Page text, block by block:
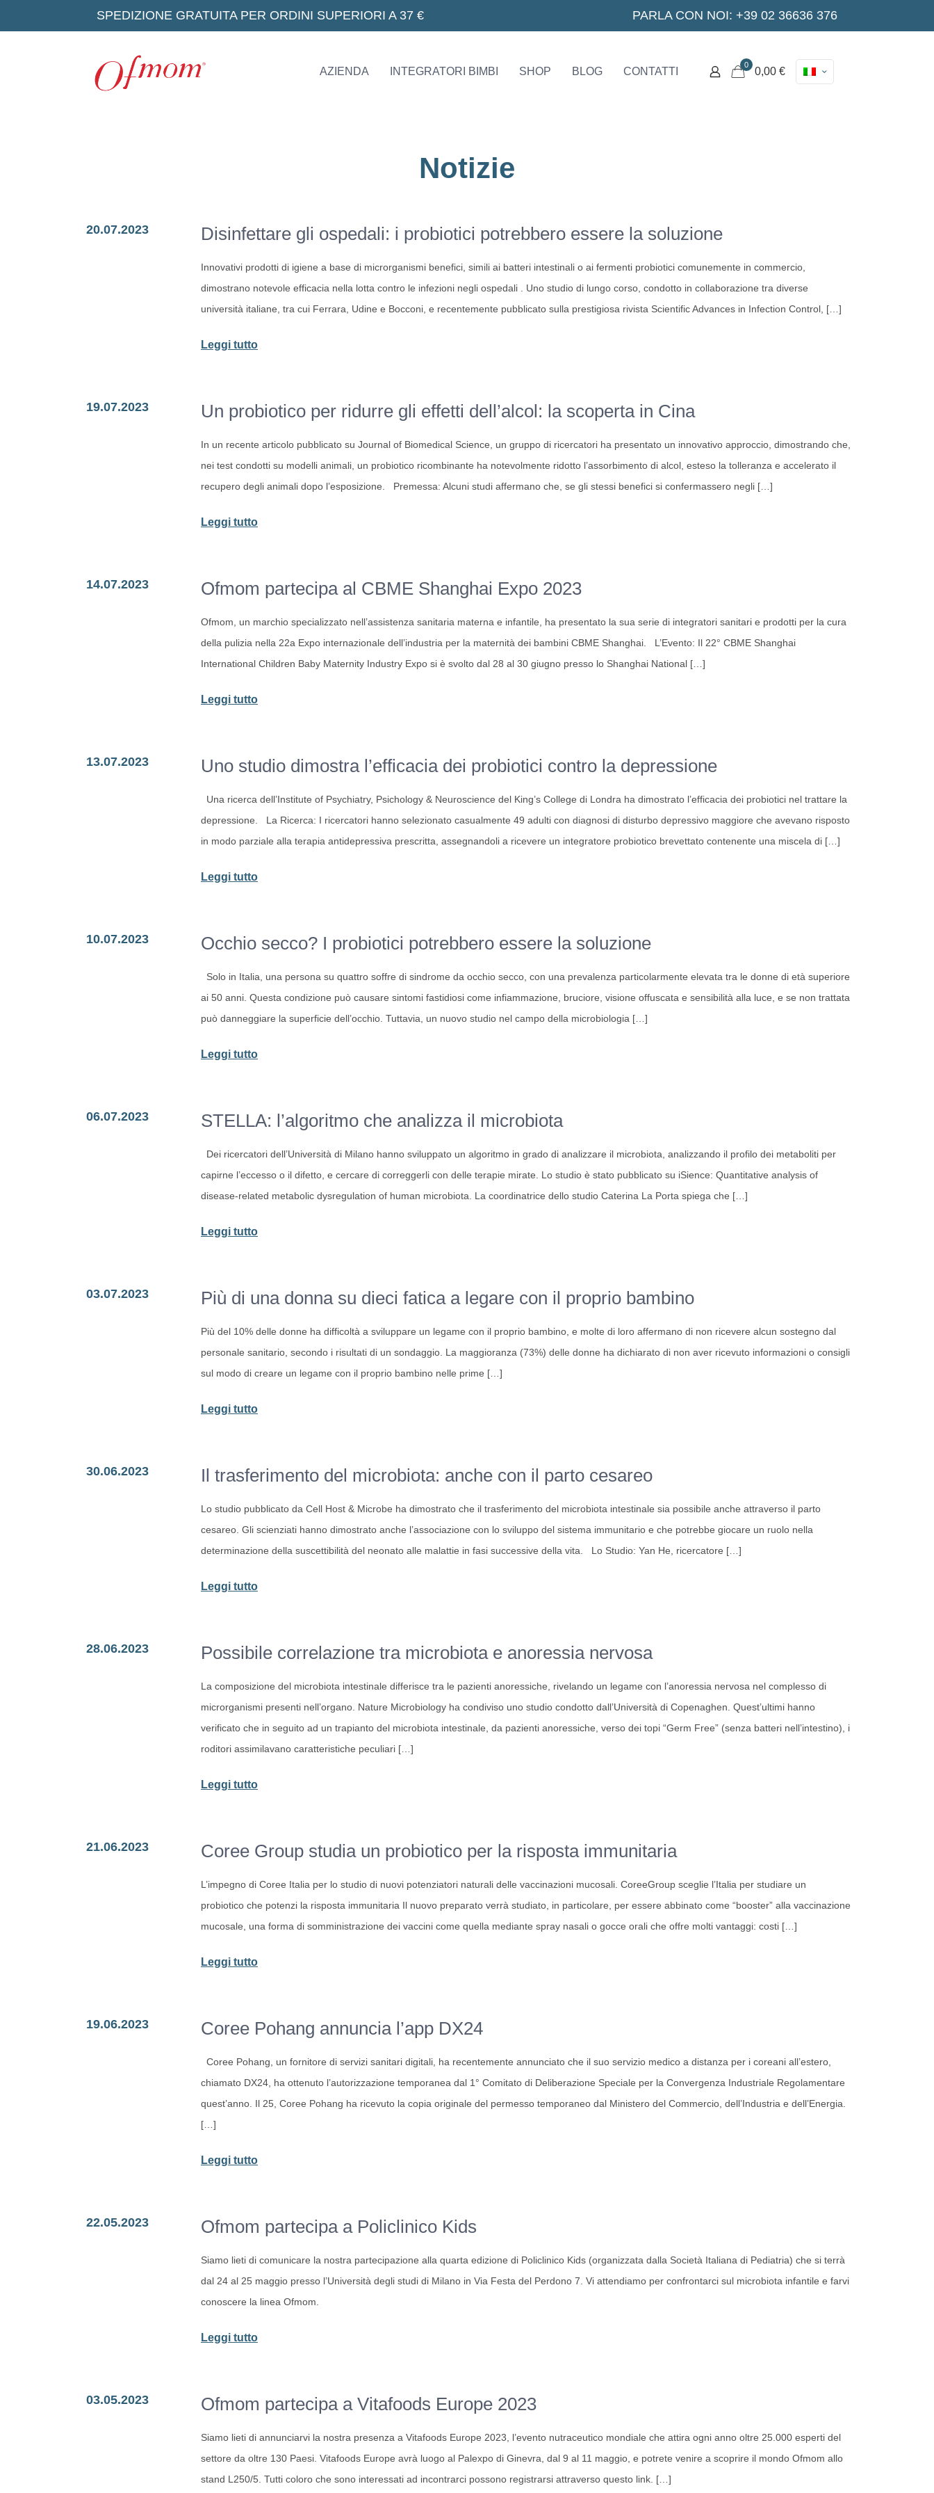
SPEDIZIONE GRATUITA PER ORDINI SUPERIORI A 37 € PARLA CON NOI: +39 02 36636 376
AZIENDA INTEGRATORI BIMBI SHOP BLOG CONTATTI
0
0,00 €
Notizie
20.07.2023 Disinfettare gli ospedali: i probiotici potrebbero essere la soluzione
Innovativi prodotti di igiene a base di microrganismi benefici, simili ai batteri intestinali o ai fermenti probiotici comunemente in commercio,
dimostrano notevole efficacia nella lotta contro le infezioni negli ospedali . Uno studio di lungo corso, condotto in collaborazione tra diverse
università italiane, tra cui Ferrara, Udine e Bocconi, e recentemente pubblicato sulla prestigiosa rivista Scientific Advances in Infection Control, […]
Leggi tutto-
ospedali:
probiotici
potrebbero
essere
19.07.2023 Un probiotico per ridurre gli effetti dell’alcol: la scoperta in Cina
In un recente articolo pubblicato su Journal of Biomedical Science, un gruppo di ricercatori ha presentato un innovativo approccio, dimostrando che,
nei test condotti su modelli animali, un probiotico ricombinante ha notevolmente ridotto l’assorbimento di alcol, esteso la tolleranza e accelerato il
recupero degli animali dopo l’esposizione. Premessa: Alcuni studi affermano che, se gli stessi benefici si confermassero negli […]
Leggi tutto-
per
gli
effetti
dell’alcol:
14.07.2023 Ofmom partecipa al CBME Shanghai Expo 2023
Ofmom, un marchio specializzato nell’assistenza sanitaria materna e infantile, ha presentato la sua serie di integratori sanitari e prodotti per la cura
della pulizia nella 22a Expo internazionale dell’industria per la maternità dei bambini CBME Shanghai. L’Evento: Il 22° CBME Shanghai
International Children Baby Maternity Industry Expo si è svolto dal 28 al 30 giugno presso lo Shanghai National […]
Leggi tutto-
al
Shanghai
Expo
2023
13.07.2023 Uno studio dimostra l’efficacia dei probiotici contro la depressione
Una ricerca dell’Institute of Psychiatry, Psichology & Neuroscience del King’s College di Londra ha dimostrato l’efficacia dei probiotici nel trattare la
depressione. La Ricerca: I ricercatori hanno selezionato casualmente 49 adulti con diagnosi di disturbo depressivo maggiore che avevano risposto
in modo parziale alla terapia antidepressiva prescritta, assegnandoli a ricevere un integratore probiotico brevettato contenente una miscela di […]
Leggi tutto-
dimostra
dei
probiotici
contro
10.07.2023 Occhio secco? I probiotici potrebbero essere la soluzione
Solo in Italia, una persona su quattro soffre di sindrome da occhio secco, con una prevalenza particolarmente elevata tra le donne di età superiore
ai 50 anni. Questa condizione può causare sintomi fastidiosi come infiammazione, bruciore, visione offuscata e sensibilità alla luce, e se non trattata
può danneggiare la superficie dell’occhio. Tuttavia, un nuovo studio nel campo della microbiologia […]
Leggi tutto-
I
potrebbero
essere
la
06.07.2023 STELLA: l’algoritmo che analizza il microbiota
Dei ricercatori dell’Università di Milano hanno sviluppato un algoritmo in grado di analizzare il microbiota, analizzando il profilo dei metaboliti per
capirne l’eccesso o il difetto, e cercare di correggerli con delle terapie mirate. Lo studio è stato pubblicato su iSience: Quantitative analysis of
disease-related metabolic dysregulation of human microbiota. La coordinatrice dello studio Caterina La Porta spiega che […]
Leggi tutto-
che
il
microbiota
03.07.2023 Più di una donna su dieci fatica a legare con il proprio bambino
Più del 10% delle donne ha difficoltà a sviluppare un legame con il proprio bambino, e molte di loro affermano di non ricevere alcun sostegno dal
personale sanitario, secondo i risultati di un sondaggio. La maggioranza (73%) delle donne ha dichiarato di non aver ricevuto informazioni o consigli
sul modo di creare un legame con il proprio bambino nelle prime […]
Leggi tutto-
una
su
dieci
fatica
proprio
30.06.2023 Il trasferimento del microbiota: anche con il parto cesareo
Lo studio pubblicato da Cell Host & Microbe ha dimostrato che il trasferimento del microbiota intestinale sia possibile anche attraverso il parto
cesareo. Gli scienziati hanno dimostrato anche l’associazione con lo sviluppo del sistema immunitario e che potrebbe giocare un ruolo nella
determinazione della suscettibilità del neonato alle malattie in fasi successive della vita. Lo Studio: Yan He, ricercatore […]
Leggi tutto-
del
anche
con
il
parto
28.06.2023 Possibile correlazione tra microbiota e anoressia nervosa
La composizione del microbiota intestinale differisce tra le pazienti anoressiche, rivelando un legame con l’anoressia nervosa nel complesso di
microrganismi presenti nell’organo. Nature Microbiology ha condiviso uno studio condotto dall’Università di Copenaghen. Quest’ultimi hanno
verificato che in seguito ad un trapianto del microbiota intestinale, da pazienti anoressiche, verso dei topi “Germ Free” (senza batteri nell’intestino), i
roditori assimilavano caratteristiche peculiari […]
Leggi tutto-
tra
e
anoressia
nervosa
21.06.2023 Coree Group studia un probiotico per la risposta immunitaria
L’impegno di Coree Italia per lo studio di nuovi potenziatori naturali delle vaccinazioni mucosali. CoreeGroup sceglie l’Italia per studiare un
probiotico che potenzi la risposta immunitaria Il nuovo preparato verrà studiato, in particolare, per essere abbinato come “booster” alla vaccinazione
mucosale, una forma di somministrazione dei vaccini come quella mediante spray nasali o gocce orali che offre molti vantaggi: costi […]
Leggi tutto-
studia
probiotico
per
la
19.06.2023 Coree Pohang annuncia l’app DX24
Coree Pohang, un fornitore di servizi sanitari digitali, ha recentemente annunciato che il suo servizio medico a distanza per i coreani all’estero,
chiamato DX24, ha ottenuto l’autorizzazione temporanea dal 1° Comitato di Deliberazione Speciale per la Convergenza Industriale Regolamentare
quest’anno. Il 25, Coree Pohang ha ricevuto la copia originale del permesso temporaneo dal Ministero del Commercio, dell’Industria e dell’Energia.
[…]
Leggi tutto-
annuncia
DX24
22.05.2023 Ofmom partecipa a Policlinico Kids
Siamo lieti di comunicare la nostra partecipazione alla quarta edizione di Policlinico Kids (organizzata dalla Società Italiana di Pediatria) che si terrà
dal 24 al 25 maggio presso l’Università degli studi di Milano in Via Festa del Perdono 7. Vi attendiamo per confrontarci sul microbiota infantile e farvi
conoscere la linea Ofmom.
Leggi tutto-
a
Kids
03.05.2023 Ofmom partecipa a Vitafoods Europe 2023
Siamo lieti di annunciarvi la nostra presenza a Vitafoods Europe 2023, l’evento nutraceutico mondiale che attira ogni anno oltre 25.000 esperti del
settore da oltre 130 Paesi. Vitafoods Europe avrà luogo al Palexpo di Ginevra, dal 9 al 11 maggio, e potrete venire a scoprire il mondo Ofmom allo
stand L250/5. Tutti coloro che sono interessati ad incontrarci possono registrarsi attraverso questo link. […]